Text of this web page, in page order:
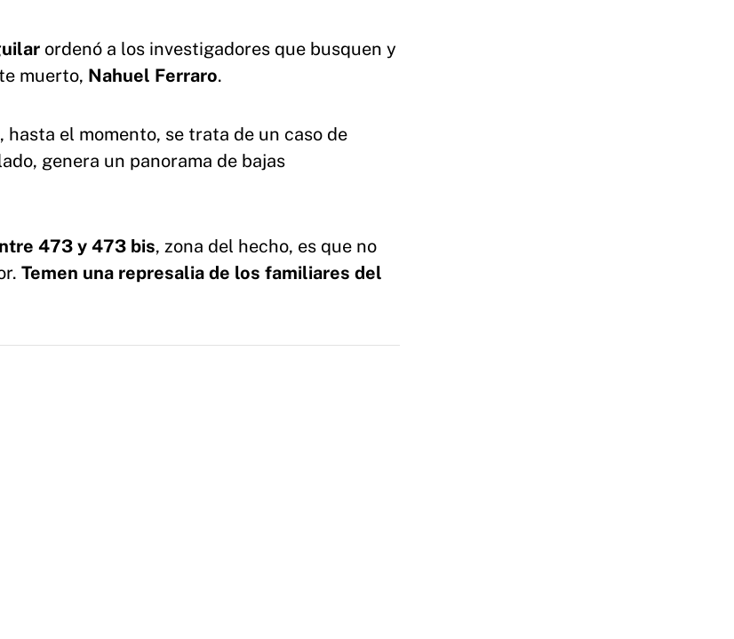
ordenó a los investigadores que busquen y
muerto, Nahuel Ferraro.
el momento, se trata de un caso de
genera un panorama de bajas
473 y 473 bis, zona del hecho, es que no
Temen una represalia de los familiares del